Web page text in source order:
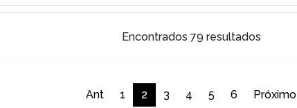
Encontrados 79 resultados
Ant 1 2 3 4 5 6 Próximo